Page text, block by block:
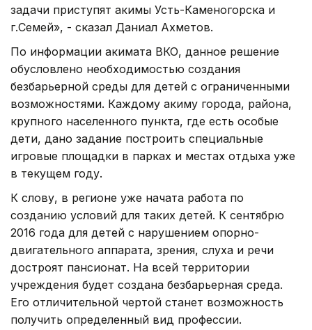
задачи приступят акимы Усть-Каменогорска и
г.Семей», - сказал Даниал Ахметов.
По информации акимата ВКО, данное решение
обусловлено необходимостью создания
безбарьерной среды для детей с ограниченными
возможностями. Каждому акиму города, района,
крупного населенного пункта, где есть особые
дети, дано задание построить специальные
игровые площадки в парках и местах отдыха уже
в текущем году.
К слову, в регионе уже начата работа по
созданию условий для таких детей. К сентябрю
2016 года для детей с нарушением опорно-
двигательного аппарата, зрения, слуха и речи
достроят пансионат. На всей территории
учреждения будет создана безбарьерная среда.
Его отличительной чертой станет возможность
получить определенный вид профессии.